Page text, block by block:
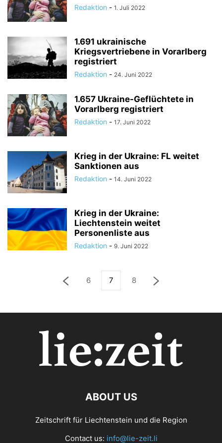
Redaktion - 1. Juli 2022
1.691 ukrainische
Kriegsvertriebene in Vorarlberg
registriert
Redaktion - 24. Juni 2022
1.657 Ukraine-Geflüchtete in
Vorarlberg registriert
Redaktion - 17. Juni 2022
Krieg in der Ukraine: FL weitet
Sanktionen aus
Redaktion - 14. Juni 2022
Krieg in der Ukraine:
Liechtenstein weitet
Personenliste aus
Redaktion - 9. Juni 2022
6 7 8
ABOUT US
Zeitschrift für Liechtenstein und die Region
Contact us: info@lie-zeit.li